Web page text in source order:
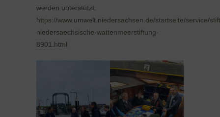
werden unterstützt.
https://www.umwelt.niedersachsen.de/startseite/service/
niedersaechsische-wattenmeerstiftung-
8901.html